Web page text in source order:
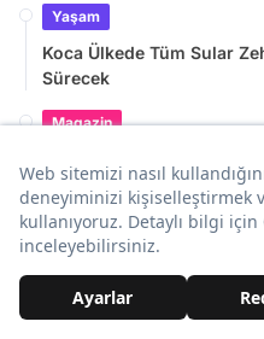
Yaşam
Koca Ülkede Tüm Sular
Sürecek
Magazin
Sürel Evlendi!
Yaşam
Şehirde 1,5 Milyon Mezar